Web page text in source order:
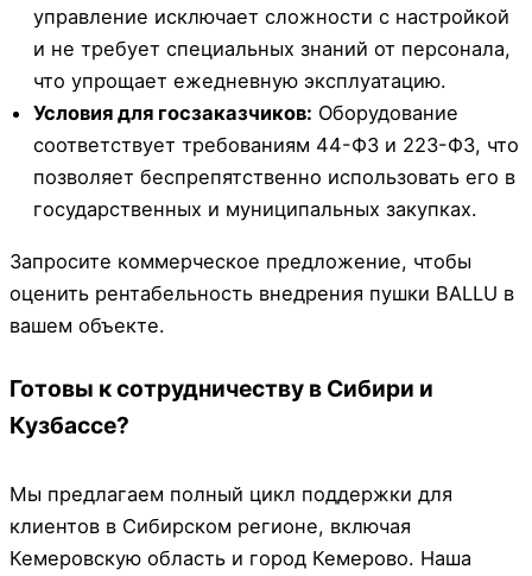
управление исключает сложности с настройкой
и не требует специальных знаний от персонала,
что упрощает ежедневную эксплуатацию.
Условия для госзаказчиков: Оборудование
соответствует требованиям 44-ФЗ и 223-ФЗ, что
позволяет беспрепятственно использовать его в
государственных и муниципальных закупках.
Запросите коммерческое предложение, чтобы
оценить рентабельность внедрения пушки BALLU в
вашем объекте.
Готовы к сотрудничеству в Сибири и
Кузбассе?
Мы предлагаем полный цикл поддержки для
клиентов в Сибирском регионе, включая
Кемеровскую область и город Кемерово. Наша